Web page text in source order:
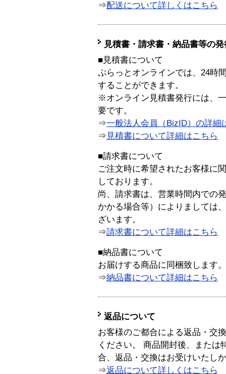
⇒配送について詳しくはこちら
見積書・請求書・納品書等の
■見積書について
ぷらっとオンラインでは、24時
することができます。
※オンライン見積書発行には、
要です。
⇒一般法人会員（BizID）の詳細
⇒ 見積書について詳細はこちら
■請求書について
ご注文時に希望されたお客様に
しております。
尚、請求書は、営業時間内での
かかる場合等）によりましては
ざいます。
⇒請求書について詳細はこちら
■納品書について
お届けする商品に同梱致します。
⇒納品書について詳細はこちら
返品について
お客様のご都合による返品・交
ください。 商品開封後、または
合、返品・交換はお受けいたし
⇒返品について詳しくはこちら